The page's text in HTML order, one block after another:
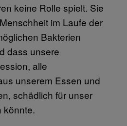
keine Rolle spielt. Sie
im Laufe der
Bakterien
dass unsere
alle
unserem Essen und
schädlich für unser
könnte.